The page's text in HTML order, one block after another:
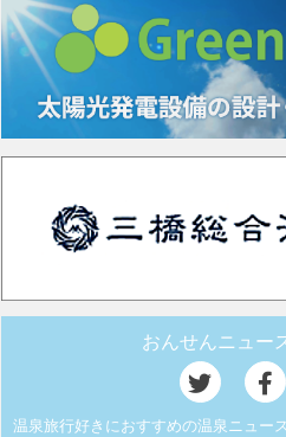
おんせんニュー
温泉旅行好きにおすすめの温泉ニュー